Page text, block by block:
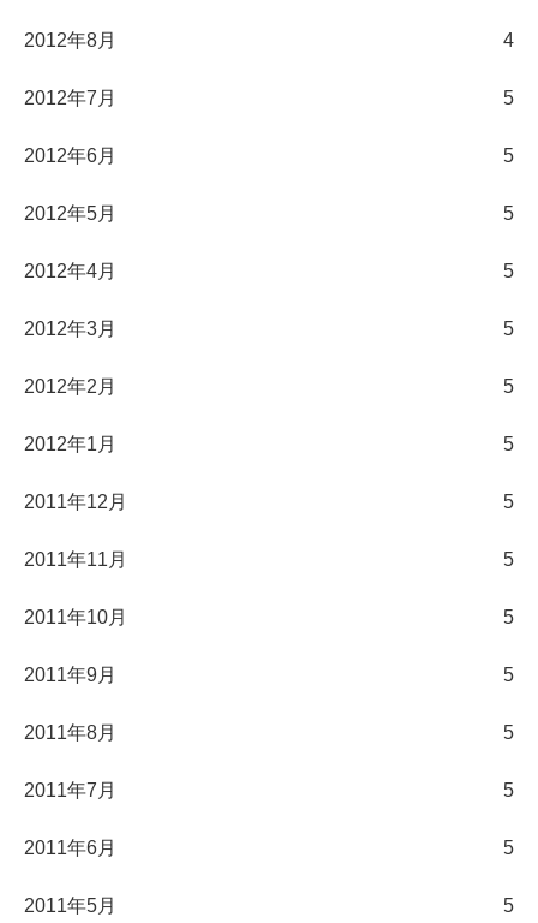
2012年8月 4
2012年7月 5
2012年6月 5
2012年5月 5
2012年4月 5
2012年3月 5
2012年2月 5
2012年1月 5
2011年12月 5
2011年11月 5
2011年10月 5
2011年9月 5
2011年8月 5
2011年7月 5
2011年6月 5
2011年5月 5